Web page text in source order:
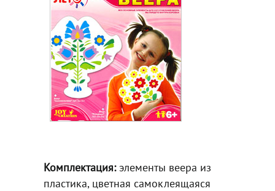
Комплектация:элементы веера из
пластика, цветная самоклеящаяся